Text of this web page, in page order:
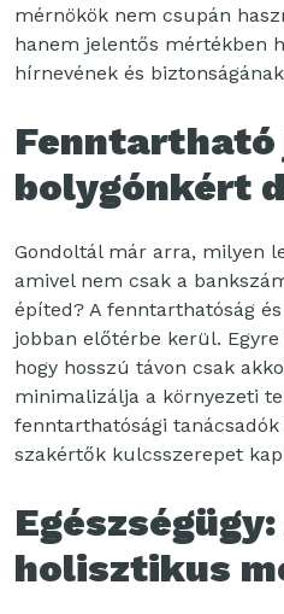
mérnökök nem csupán
hanem jelentős mértékben
hírnevének és
Fenntartható
bolygónkért
Gondoltál már arra, milyen
amivel nem csak a
építed? A fenntarthatóság
jobban előtérbe kerül.
hogy hosszú távon csak
minimalizálja a környezeti
fenntarthatósági
szakértők kulcsszerepet
Egészségügy:
holisztikus